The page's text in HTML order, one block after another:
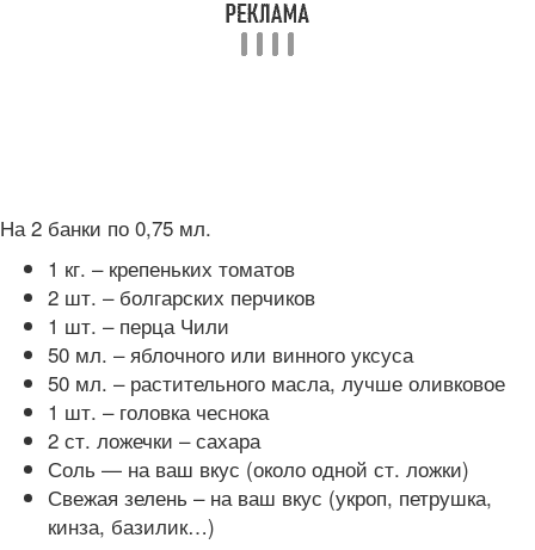
На 2 банки по 0,75 мл.
1 кг. – крепеньких томатов
2 шт. – болгарских перчиков
1 шт. – перца Чили
50 мл. – яблочного или винного уксуса
50 мл. – растительного масла, лучше оливковое
1 шт. – головка чеснока
2 ст. ложечки – сахара
Соль — на ваш вкус (около одной ст. ложки)
Свежая зелень – на ваш вкус (укроп, петрушка,
кинза, базилик…)